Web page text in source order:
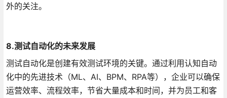
外的关注。
8.测试自动化的未来发展
测试自动化是创建有效测试环境的关键。通过利用认知自动
化中的先进技术（ML、AI、BPM、RPA等），企业可以确保
运营效率、流程效率，节省大量成本和时间，并为员工和客